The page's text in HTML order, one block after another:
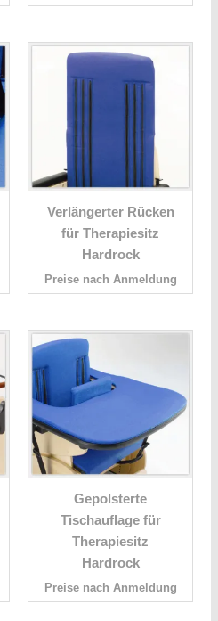
Verlängerter Rücken
für Therapiesitz
Hardrock
Preise nach Anmeldung
Gepolsterte
Tischauflage für
Therapiesitz
Hardrock
Preise nach Anmeldung